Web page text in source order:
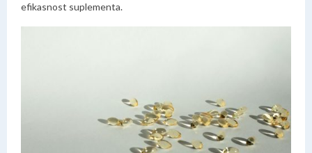
efikasnost suplementa.